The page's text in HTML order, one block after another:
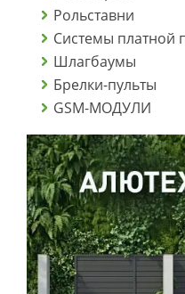
Рольставни
Системы платной
Шлагбаумы
Брелки-пульты
GSM-МОДУЛИ